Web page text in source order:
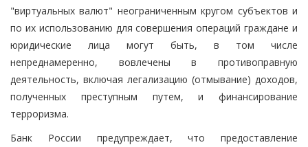
"виртуальных валют" неограниченным кругом субъектов и
по их использованию для совершения операций граждане и
юридические лица могут быть, в том числе
непреднамеренно, вовлечены в противоправную
деятельность, включая легализацию (отмывание) доходов,
полученных преступным путем, и финансирование
терроризма.
Банк России предупреждает, что предоставление